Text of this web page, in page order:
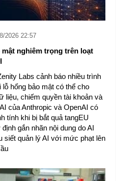
2026 22:57
nghiêm trọng trên loạt
Labs cảnh báo nhiều trình
lỗ hổng bảo mật có thể cho
liệu, chiếm quyền tài khoản và
của Anthropic và OpenAI có
tính khi bị bắt quả tangEU
gắn nhãn nội dung do AI
siết quản lý AI với mức phạt lên